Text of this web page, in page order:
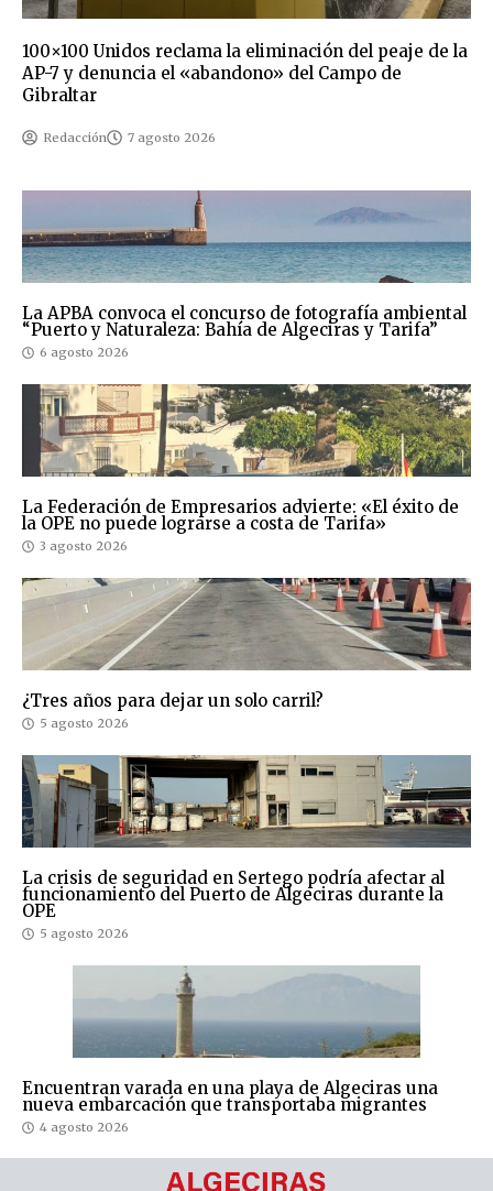
100×100 Unidos reclama la eliminación del peaje de la
AP-7 y denuncia el «abandono» del Campo de
Gibraltar
Redacción 7 agosto 2026
La APBA convoca el concurso de fotografía ambiental
“Puerto y Naturaleza: Bahía de Algeciras y Tarifa”
6 agosto 2026
La Federación de Empresarios advierte: «El éxito de
la OPE no puede lograrse a costa de Tarifa»
3 agosto 2026
¿Tres años para dejar un solo carril?
5 agosto 2026
La crisis de seguridad en Sertego podría afectar al
funcionamiento del Puerto de Algeciras durante la
OPE
5 agosto 2026
Encuentran varada en una playa de Algeciras una
nueva embarcación que transportaba migrantes
4 agosto 2026